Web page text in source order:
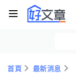
首頁 最新消息